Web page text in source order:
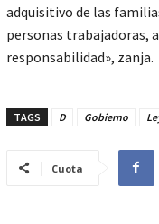
adquisitivo de las
personas trabajadoras,
responsabilidad», zanja.
TAGS D Gobierno
Cuota